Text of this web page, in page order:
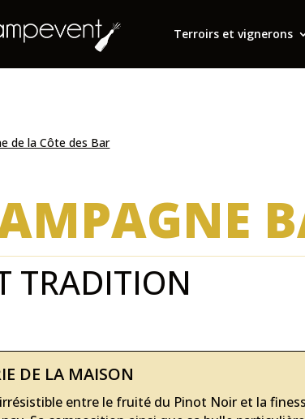
Terroirs et vignerons
de la Côte des Bar
TRADITION
DE LA MAISON
entre le fruité du Pinot Noir et la